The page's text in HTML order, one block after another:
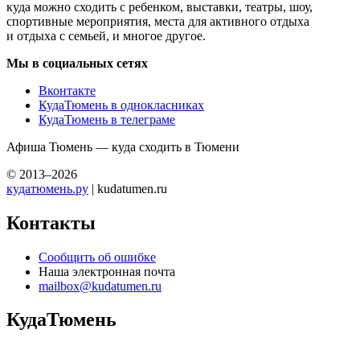
куда можно сходить с ребенком, выставки, театры, шоу,
спортивные мероприятия, места для активного отдыха
и отдыха с семьей, и многое другое.
Мы в социальных сетях
Вконтакте
КудаТюмень в однокласниках
КудаТюмень в телеграме
Афиша Тюмень — куда сходить в Тюмени
© 2013–2026
кудатюмень.ру | kudatumen.ru
Контакты
Сообщить об ошибке
Наша электронная почта
mailbox@kudatumen.ru
КудаТюмень